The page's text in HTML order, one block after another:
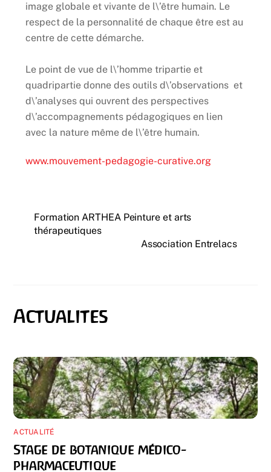
image globale et vivante de l\’être humain. Le
respect de la personnalité de chaque être est au
centre de cette démarche.
Le point de vue de l\’homme tripartie et
quadripartie donne des outils d\’observations et
d\’analyses qui ouvrent des perspectives
d\’accompagnements pédagogiques en lien
avec la nature même de l\’être humain.
www.mouvement-pedagogie-curative.org
Formation ARTHEA Peinture et arts
thérapeutiques
Association Entrelacs
ACTUALITÉ
Stage de botanique médico-
pharmaceutique